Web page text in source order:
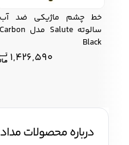
خط چشم ماژیکی ضد آب
سالوته Salute مدل Carbon
Black
1,426,590
درباره محصولات